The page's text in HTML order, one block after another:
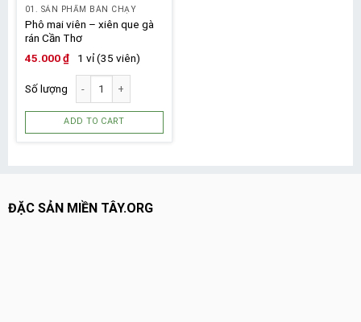
01. SẢN PHẨM BÁN CHẠY
Phô mai viên – xiên que gà
rán Cần Thơ
45.000₫ 1 vỉ (35 viên)
Số lượng
ADD TO CART
ĐẶC SẢN MIỀN TÂY.ORG